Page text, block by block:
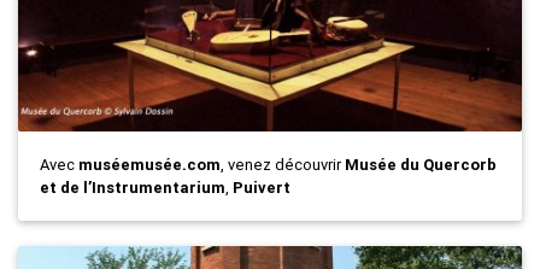
Avec muséemusée.com, venez découvrirMusée du Quercorb
et de l’Instrumentarium, Puivert